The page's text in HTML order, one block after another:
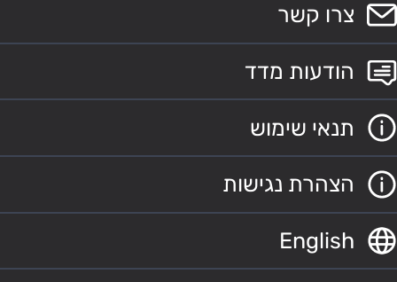
צרו קשר
הודעות מדד
תנאי שימוש
הצהרת נגישות
English